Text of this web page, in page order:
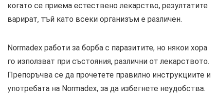
когато се приема естествено лекарство, резултатите
варират, тъй като всеки организъм е различен.
Normadex работи за борба с паразитите, но някои хора
го използват при състояния, различни от лекарството.
Препоръчва се да прочетете правилно инструкциите и
употребата на Normadex, за да избегнете неудобства.